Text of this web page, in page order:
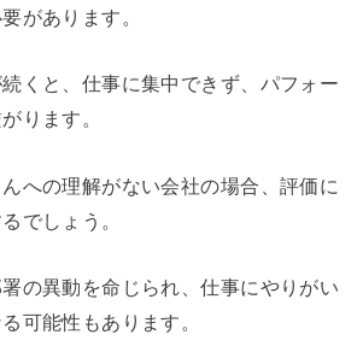
があります。
くと、仕事に集中できず、パフォー
ります。
への理解がない会社の場合、評価に
でしょう。
の異動を命じられ、仕事にやりがい
可能性もあります。